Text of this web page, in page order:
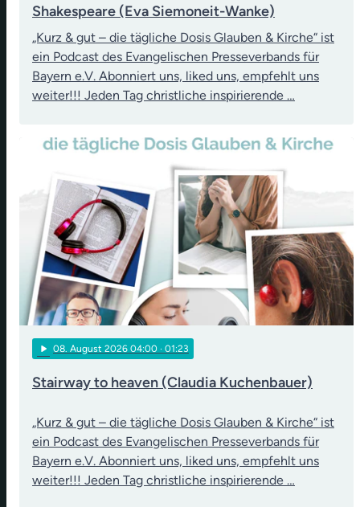
Shakespeare (Eva Siemoneit-Wanke)
„Kurz & gut – die tägliche Dosis Glauben & Kirche“ ist
ein Podcast des Evangelischen Presseverbands für
Bayern e.V. Abonniert uns, liked uns, empfehlt uns
weiter!!! Jeden Tag christliche inspirierende …
play_arrow 08. August 2026 04:00 · 01:23
Stairway to heaven (Claudia Kuchenbauer)
„Kurz & gut – die tägliche Dosis Glauben & Kirche“ ist
ein Podcast des Evangelischen Presseverbands für
Bayern e.V. Abonniert uns, liked uns, empfehlt uns
weiter!!! Jeden Tag christliche inspirierende …